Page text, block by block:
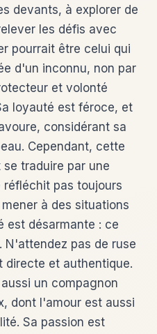
devants, à explorer de
les défis avec
pourrait être celui qui
d'un inconnu, non par
et volonté
loyauté est féroce, et
considérant sa
Cependant, cette
traduire par une
pas toujours
à des situations
est désarmante : ce
N'attendez pas de ruse
directe et authentique.
un compagnon
dont l'amour est aussi
Sa passion est